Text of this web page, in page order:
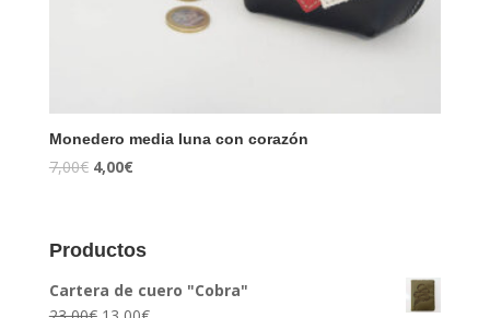
Monedero media luna con corazón
7,00€ 4,00€
Productos
Cartera de cuero "Cobra"